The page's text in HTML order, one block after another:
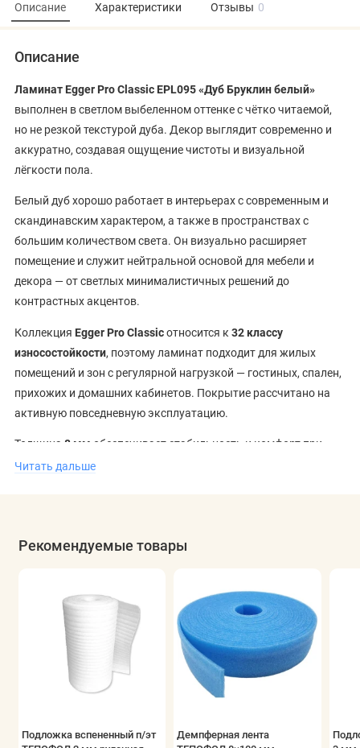
Описание Характеристики Отзывы 0
Описание
Ламинат Egger Pro Classic EPL095 «Дуб Бруклин белый»
выполнен в светлом выбеленном оттенке с чётко читаемой,
но не резкой текстурой дуба. Декор выглядит современно и
аккуратно, создавая ощущение чистоты и визуальной
лёгкости пола.
Белый дуб хорошо работает в интерьерах с современным и
скандинавским характером, а также в пространствах с
большим количеством света. Он визуально расширяет
помещение и служит нейтральной основой для мебели и
декора — от светлых минималистичных решений до
контрастных акцентов.
Коллекция Egger Pro Classicотносится к 32 классу
износостойкости, поэтому ламинат подходит для жилых
помещений и зон с регулярной нагрузкой — гостиных, спален,
прихожих и домашних кабинетов. Покрытие рассчитано на
активную повседневную эксплуатацию.
Толщина 8 мм обеспечивает стабильность и комфорт при
ходьбе. Отсутствие фаски делает поверхность пола более
доставка по всей Беларуси
Читать дальше
Рекомендуемые товары
Подложка вспененный п/эт
Демпферная лента